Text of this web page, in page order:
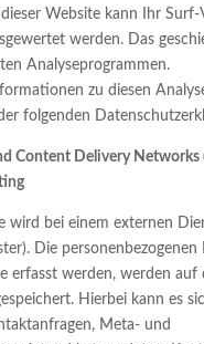
Website kann Ihr Surf-
werden. Das
Analyseprogrammen.
zu diesen
folgenden
Content Delivery Networks
wird bei einem externen
Die personenbezogenen
erfasst werden, werden auf
Hierbei kann es
Meta- und